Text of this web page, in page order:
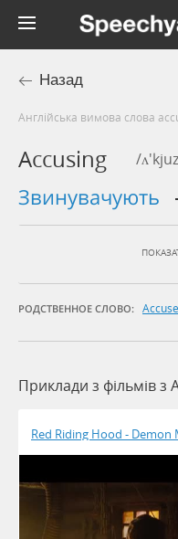
Назад
Англійська вимова слова
Accusing /
звинувачують
РОДСТВЕННОЕ СЛОВО: Accuse
Приклади з фільмів з
Red Riding Hood - Demon